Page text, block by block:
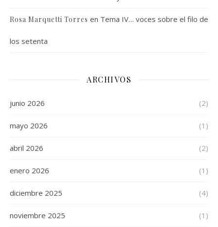
Rosa Marquetti Torres en Tema IV… voces sobre el filo de
los setenta
ARCHIVOS
junio 2026 (2)
mayo 2026 (1)
abril 2026 (2)
enero 2026 (1)
diciembre 2025 (4)
noviembre 2025 (1)